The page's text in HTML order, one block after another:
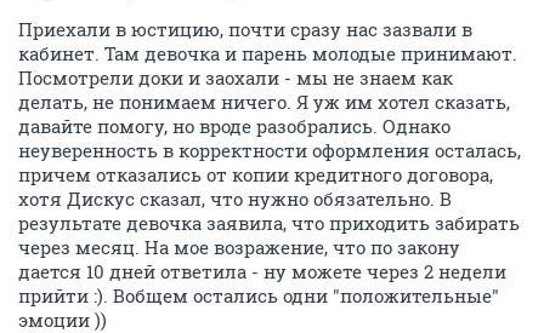
Приехали в юстицию, почти сразу нас зазвали в
кабинет. Там девочка и парень молодые принимают.
Посмотрели доки и заохали - мы не знаем как
делать, не понимаем ничего. Я уж им хотел сказать,
давайте помогу, но вроде разобрались. Однако
неуверенность в корректности оформления осталась,
причем отказались от копии кредитного договора,
хотя Дискус сказал, что нужно обязательно. В
результате девочка заявила, что приходить забирать
через месяц. На мое возражение, что по закону
дается 10 дней ответила - ну можете через 2 недели
прийти :). Вобщем остались одни "положительные"
эмоции ))